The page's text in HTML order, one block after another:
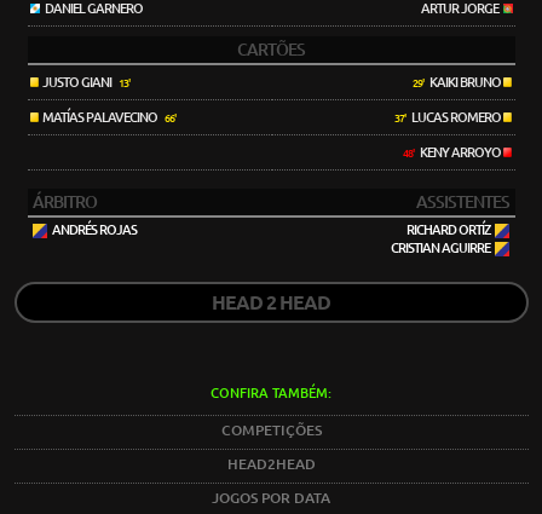
DANIEL GARNERO ARTUR JORGE
CARTÕES
JUSTO GIANI 13'
MATÍAS PALAVECINO 66'
29'KAIKI BRUNO
37'LUCAS ROMERO
48'KENY ARROYO
ÁRBITRO ASSISTENTES
ANDRÉS ROJAS
RICHARD ORTÍZ
CRISTIAN AGUIRRE
HEAD 2 HEAD
CONFIRA TAMBÉM:
COMPETIÇÕES
HEAD2HEAD
JOGOS POR DATA